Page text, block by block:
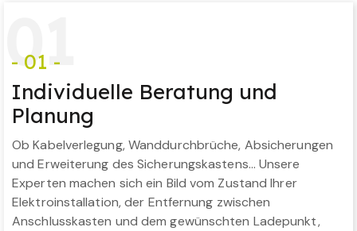
01
- 01 -
Individuelle Beratung und
Planung
Ob Kabelverlegung, Wanddurchbrüche, Absicherungen
und Erweiterung des Sicherungskastens… Unsere
Experten machen sich ein Bild vom Zustand Ihrer
Elektroinstallation, der Entfernung zwischen
Anschlusskasten und dem gewünschten Ladepunkt,